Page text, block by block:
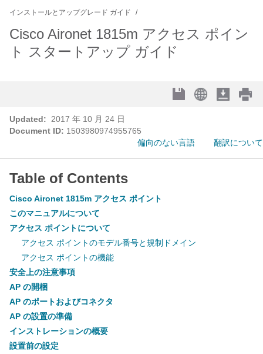
インストールとアップグレード ガイド
Cisco Aironet 1815m アクセス ポイン
ト スタートアップ ガイド
Updated:
2017 年 10 月 24 日
Document ID: 1503980974955765
偏向のない言語
翻訳について
Table of Contents
Cisco Aironet 1815m アクセス ポイント
このマニュアルについて
アクセス ポイントについて
アクセス ポイントのモデル番号と規制ドメイン
アクセス ポイントの機能
安全上の注意事項
AP の開梱
AP のポートおよびコネクタ
AP の設置の準備
インストレーションの概要
設置前の設定